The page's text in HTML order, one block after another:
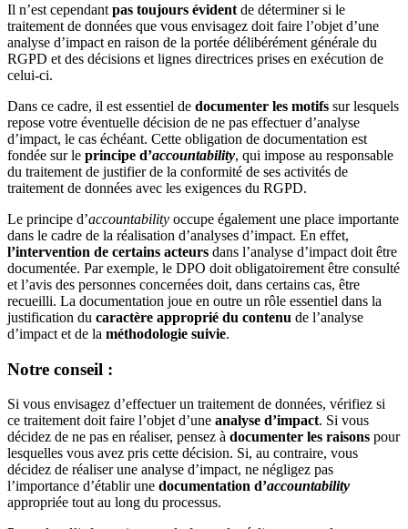
Il n’est cependant pas toujours évident de déterminer si le
traitement de données que vous envisagez doit faire l’objet d’une
analyse d’impact en raison de la portée délibérément générale du
RGPD et des décisions et lignes directrices prises en exécution de
celui-ci.
Dans ce cadre, il est essentiel de documenter les motifs sur lesquels
repose votre éventuelle décision de ne pas effectuer d’analyse
d’impact, le cas échéant. Cette obligation de documentation est
fondée sur le principe d’accountability, qui impose au responsable
du traitement de justifier de la conformité de ses activités de
traitement de données avec les exigences du RGPD.
Le principe d’accountability occupe également une place importante
dans le cadre de la réalisation d’analyses d’impact. En effet,
l’intervention de certains acteurs dans l’analyse d’impact doit être
documentée. Par exemple, le DPO doit obligatoirement être consulté
et l’avis des personnes concernées doit, dans certains cas, être
recueilli. La documentation joue en outre un rôle essentiel dans la
justification du caractère approprié du contenu de l’analyse
d’impact et de la méthodologie suivie.
Notre conseil :
Si vous envisagez d’effectuer un traitement de données, vérifiez si
ce traitement doit faire l’objet d’une analyse d’impact. Si vous
décidez de ne pas en réaliser, pensez à documenter les raisons pour
lesquelles vous avez pris cette décision. Si, au contraire, vous
décidez de réaliser une analyse d’impact, ne négligez pas
l’importance d’établir une documentation d’accountability
appropriée tout au long du processus.